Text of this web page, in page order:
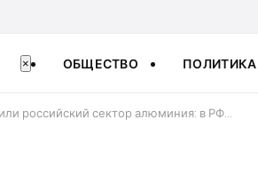
× ОБЩЕСТВО ПОЛИТИКА
российский сектор алюминия: в РФ…